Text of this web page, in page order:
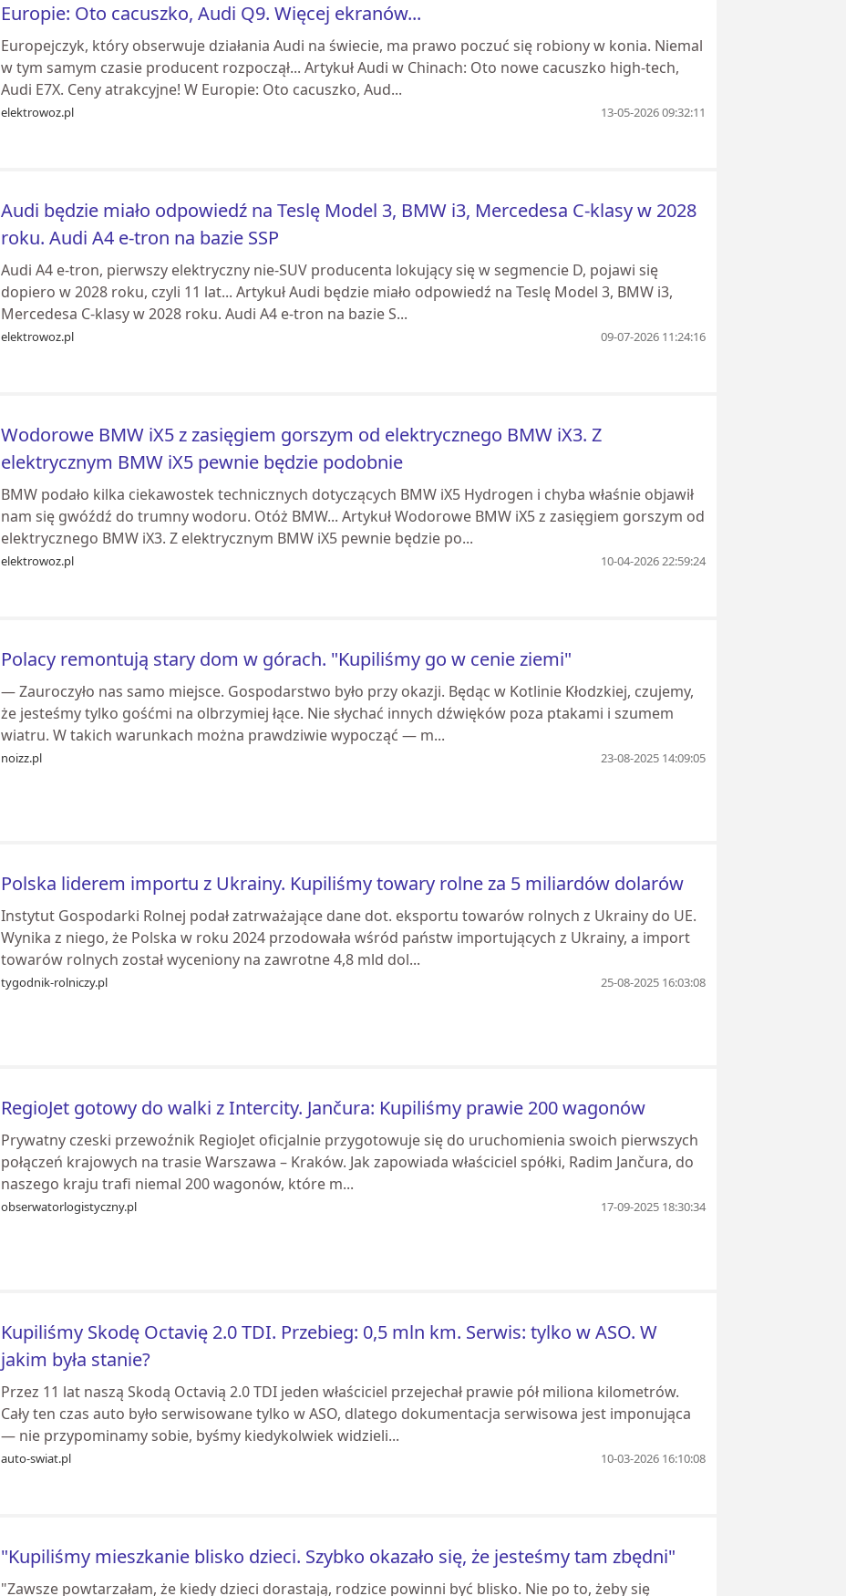
Europie: Oto cacuszko, Audi Q9. Więcej ekranów...
Europejczyk, który obserwuje działania Audi na świecie, ma prawo poczuć się robiony w konia. Niemal
w tym samym czasie producent rozpoczął... Artykuł Audi w Chinach: Oto nowe cacuszko high-tech,
Audi E7X. Ceny atrakcyjne! W Europie: Oto cacuszko, Aud...
elektrowoz.pl 13-05-2026 09:32:11
Audi będzie miało odpowiedź na Teslę Model 3, BMW i3, Mercedesa C-klasy w 2028
roku. Audi A4 e-tron na bazie SSP
Audi A4 e-tron, pierwszy elektryczny nie-SUV producenta lokujący się w segmencie D, pojawi się
dopiero w 2028 roku, czyli 11 lat... Artykuł Audi będzie miało odpowiedź na Teslę Model 3, BMW i3,
Mercedesa C-klasy w 2028 roku. Audi A4 e-tron na bazie S...
elektrowoz.pl 09-07-2026 11:24:16
Wodorowe BMW iX5 z zasięgiem gorszym od elektrycznego BMW iX3. Z
elektrycznym BMW iX5 pewnie będzie podobnie
BMW podało kilka ciekawostek technicznych dotyczących BMW iX5 Hydrogen i chyba właśnie objawił
nam się gwóźdź do trumny wodoru. Otóż BMW... Artykuł Wodorowe BMW iX5 z zasięgiem gorszym od
elektrycznego BMW iX3. Z elektrycznym BMW iX5 pewnie będzie po...
elektrowoz.pl 10-04-2026 22:59:24
Polacy remontują stary dom w górach. "Kupiliśmy go w cenie ziemi"
— Zauroczyło nas samo miejsce. Gospodarstwo było przy okazji. Będąc w Kotlinie Kłodzkiej, czujemy,
że jesteśmy tylko gośćmi na olbrzymiej łące. Nie słychać innych dźwięków poza ptakami i szumem
wiatru. W takich warunkach można prawdziwie wypocząć — m...
noizz.pl 23-08-2025 14:09:05
Polska liderem importu z Ukrainy. Kupiliśmy towary rolne za 5 miliardów dolarów
Instytut Gospodarki Rolnej podał zatrważające dane dot. eksportu towarów rolnych z Ukrainy do UE.
Wynika z niego, że Polska w roku 2024 przodowała wśród państw importujących z Ukrainy, a import
towarów rolnych został wyceniony na zawrotne 4,8 mld dol...
tygodnik-rolniczy.pl 25-08-2025 16:03:08
RegioJet gotowy do walki z Intercity. Jančura: Kupiliśmy prawie 200 wagonów
Prywatny czeski przewoźnik RegioJet oficjalnie przygotowuje się do uruchomienia swoich pierwszych
połączeń krajowych na trasie Warszawa – Kraków. Jak zapowiada właściciel spółki, Radim Jančura, do
naszego kraju trafi niemal 200 wagonów, które m...
obserwatorlogistyczny.pl 17-09-2025 18:30:34
Kupiliśmy Skodę Octavię 2.0 TDI. Przebieg: 0,5 mln km. Serwis: tylko w ASO. W
jakim była stanie?
Przez 11 lat naszą Skodą Octavią 2.0 TDI jeden właściciel przejechał prawie pół miliona kilometrów.
Cały ten czas auto było serwisowane tylko w ASO, dlatego dokumentacja serwisowa jest imponująca
— nie przypominamy sobie, byśmy kiedykolwiek widzieli...
auto-swiat.pl 10-03-2026 16:10:08
"Kupiliśmy mieszkanie blisko dzieci. Szybko okazało się, że jesteśmy tam zbędni"
"Zawsze powtarzałam, że kiedy dzieci dorastają, rodzice powinni być blisko. Nie po to, żeby się